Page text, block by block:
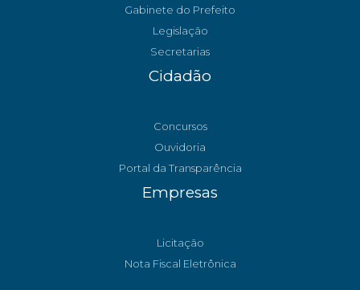
Gabinete do Prefeito
Legislação
Secretarias
Cidadão
Concursos
Ouvidoria
Portal da Transparência
Empresas
Licitação
Nota Fiscal Eletrônica